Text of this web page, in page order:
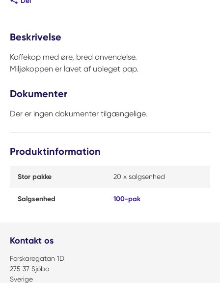
Beskrivelse
Kaffekop med øre, bred anvendelse.
Miljøkoppen er lavet af ubleget pap.
Dokumenter
Der er ingen dokumenter tilgængelige.
Produktinformation
Stor pakke 20 x salgsenhed
Salgsenhed 100-pak
Kontakt os
Forskaregatan 1D
275 37 Sjöbo
Sverige